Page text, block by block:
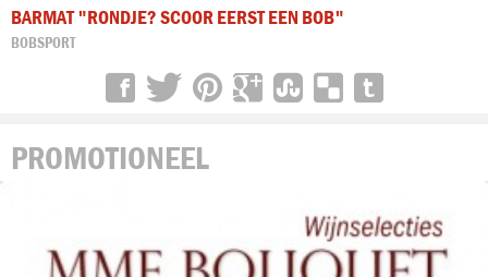
BARMAT "RONDJE? SCOOR EERST EEN BOB"
BOBSPORT
PROMOTIONEEL